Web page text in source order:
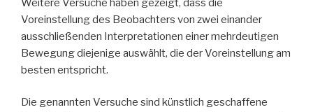
Voreinstellung des Beobachters von zwei einander
ausschließenden Interpretationen einer mehrdeutigen
Bewegung diejenige auswählt, die der Voreinstellung am
besten entspricht.
Die genannten Versuche sind künstlich geschaffene